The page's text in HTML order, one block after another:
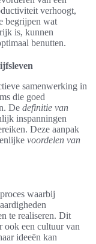
verhoogt,
begrijpen wat
is, kunnen
benutten.
samenwerking in
die goed
De definitie van
inspanningen
Deze aanpak
voordelen van
waarbij
te realiseren. Dit
ook een cultuur van
ideeën kan